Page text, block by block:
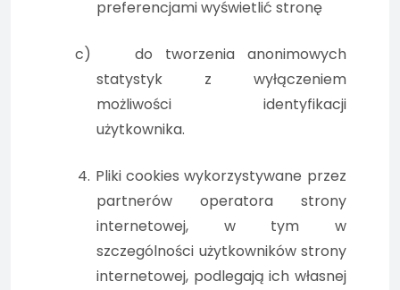
preferencjami wyświetlić stronę
c)
do tworzenia anonimowych
statystyk z wyłączeniem
możliwości identyfikacji
użytkownika.
4. Pliki cookies wykorzystywane przez
partnerów operatora strony
internetowej, w tym w
szczególności użytkowników strony
internetowej, podlegają ich własnej